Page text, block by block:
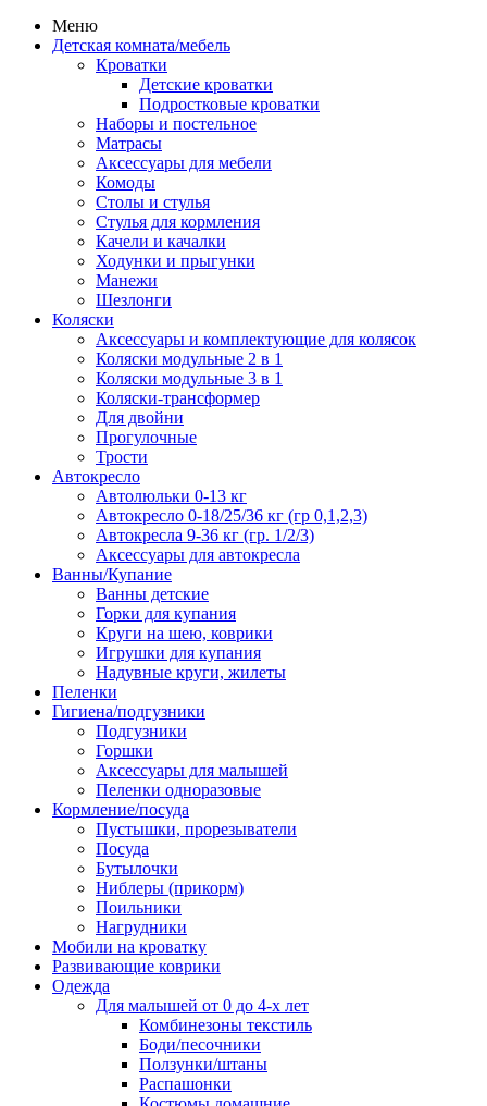
Меню
Детская комната/мебель
Кроватки
Детские кроватки
Подростковые кроватки
Наборы и постельное
Матрасы
Аксессуары для мебели
Комоды
Столы и стулья
Стулья для кормления
Качели и качалки
Ходунки и прыгунки
Манежи
Шезлонги
Коляски
Аксессуары и комплектующие для колясок
Коляски модульные 2 в 1
Коляски модульные 3 в 1
Коляски-трансформер
Для двойни
Прогулочные
Трости
Автокресло
Автолюльки 0-13 кг
Автокресло 0-18/25/36 кг (гр 0,1,2,3)
Автокресла 9-36 кг (гр. 1/2/3)
Аксессуары для автокресла
Ванны/Купание
Ванны детские
Горки для купания
Круги на шею, коврики
Игрушки для купания
Надувные круги, жилеты
Пеленки
Гигиена/подгузники
Подгузники
Горшки
Аксессуары для малышей
Пеленки одноразовые
Кормление/посуда
Пустышки, прорезыватели
Посуда
Бутылочки
Ниблеры (прикорм)
Поильники
Нагрудники
Мобили на кроватку
Развивающие коврики
Одежда
Для малышей от 0 до 4-х лет
Комбинезоны текстиль
Боди/песочники
Ползунки/штаны
Распашонки